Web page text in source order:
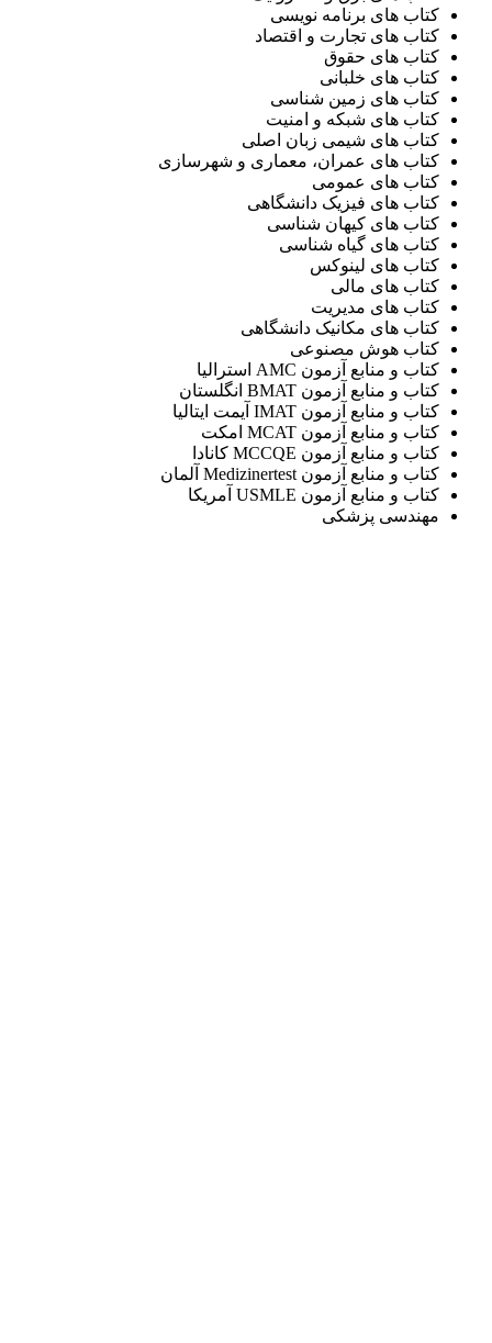
کتاب های برنامه نویسی
کتاب های تجارت و اقتصاد
کتاب های حقوق
کتاب های خلبانی
کتاب های زمین شناسی
کتاب های شبکه و امنیت
کتاب های شیمی زبان اصلی
کتاب های عمران، معماری و شهرسازی
کتاب های عمومی
کتاب های فیزیک دانشگاهی
کتاب های کیهان شناسی
کتاب های گیاه شناسی
کتاب های لینوکس
کتاب های مالی
کتاب های مدیریت
کتاب های مکانیک دانشگاهی
کتاب هوش مصنوعی
کتاب و منابع آزمون AMC استرالیا
کتاب و منابع آزمون BMAT انگلستان
کتاب و منابع آزمون IMAT آیمت ایتالیا
کتاب و منابع آزمون MCAT امکت
کتاب و منابع آزمون MCCQE کانادا
کتاب و منابع آزمون Medizinertest آلمان
کتاب و منابع آزمون USMLE آمریکا
مهندسی پزشکی